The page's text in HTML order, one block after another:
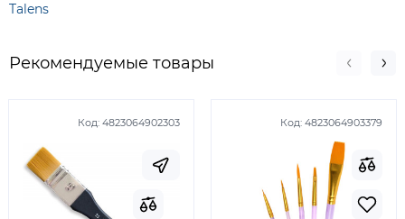
Talens
Рекомендуемые товары
Код: 4823064902303 Код: 4823064903379